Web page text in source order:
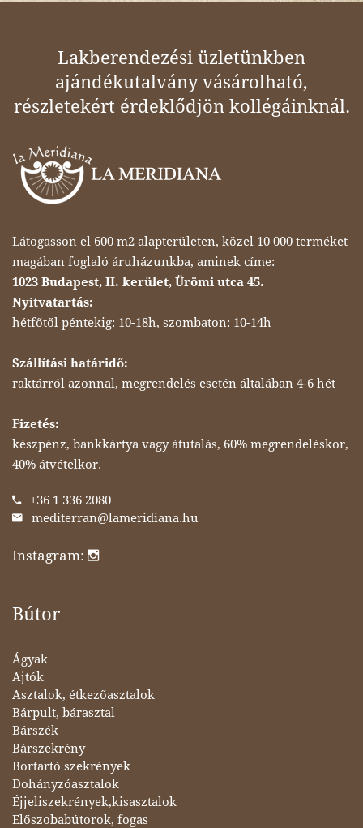
Lakberendezési üzletünkben
ajándékutalvány vásárolható,
részletekért érdeklődjön kollégáinknál.
Látogasson el 600 m2 alapterületen, közel 10 000 terméket
magában foglaló áruházunkba, aminek címe:
1023 Budapest, II. kerület, Ürömi utca 45.
Nyitvatartás:
hétfőtől péntekig: 10-18h, szombaton: 10-14h
Szállítási határidő:
raktárról azonnal, megrendelés esetén általában 4-6 hét
Fizetés:
készpénz, bankkártya vagy átutalás, 60% megrendeléskor,
40% átvételkor.
+36 1 336 2080
mediterran@lameridiana.hu
Instagram:
Bútor
Ágyak
Ajtók
Asztalok, étkezőasztalok
Bárpult, bárasztal
Bárszék
Bárszekrény
Bortartó szekrények
Dohányzóasztalok
Éjjeliszekrények,kisasztalok
Előszobabútorok, fogas